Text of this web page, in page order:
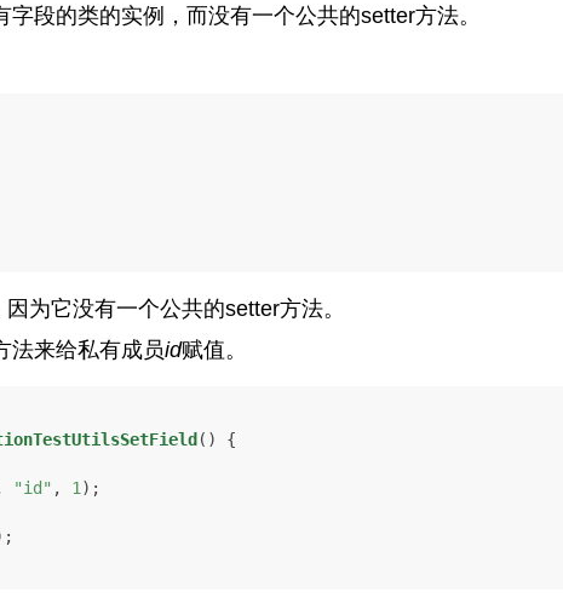
段的类的实例，而没有一个公共的setter方法。
为它没有一个公共的setter方法。
法来给私有成员id赋值。
()
{
"id" , 1 );